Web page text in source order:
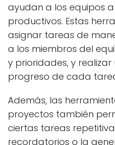
ayudan a los equipos
productivos. Estas
asignar tareas de
a los miembros del
y prioridades, y
progreso de cada
Además, las
proyectos también
ciertas tareas
recordatorios o la